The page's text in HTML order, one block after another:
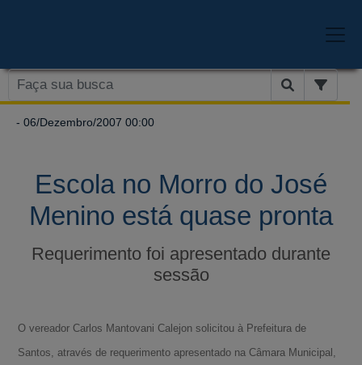
- 06/Dezembro/2007 00:00
Escola no Morro do José
Menino está quase pronta
Requerimento foi apresentado durante
sessão
O vereador Carlos Mantovani Calejon solicitou à Prefeitura de
Santos, através de requerimento apresentado na Câmara Municipal,